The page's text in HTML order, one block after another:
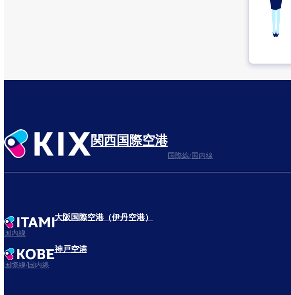
関西国際空港
国際線/国内線
大阪国際空港（伊丹空港）
国内線
神戸空港
国際線/国内線